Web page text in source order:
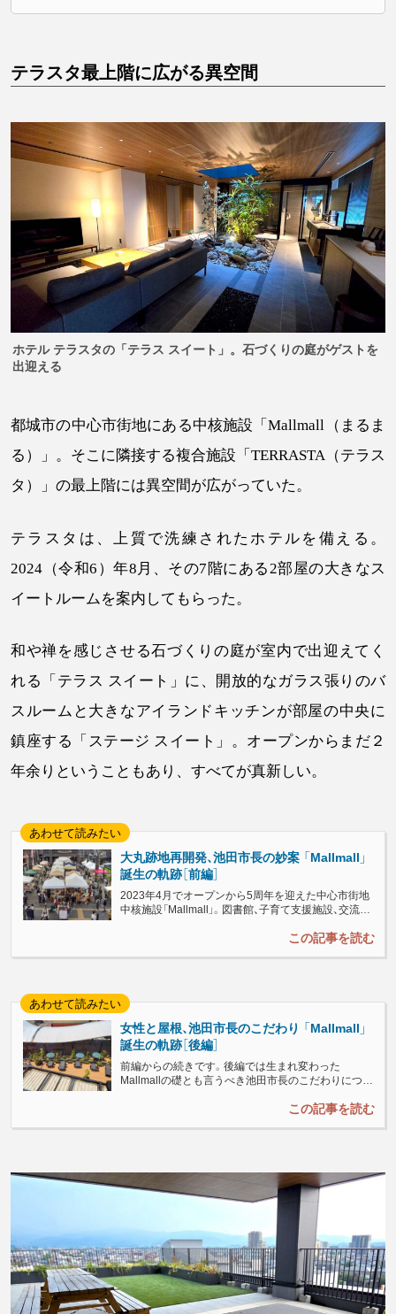
少対策」 [前編]
都城で働くため、つなぐ移住の「窓口」“先輩”移住者の声
[仕事編]
都城で子育て、親子の笑顔が増える理由“先輩”移住者の声
[子育て編]
動き出した移住者たちのリアル都城で“やりたい”を具現
化する「縁側」
出生数増加、活発化する“ファミサポ” 人口維持を支え
る“見えないインフラ”
テラスタ最上階に広がる異空間
ホテル テラスタの「テラス スイート」。石づくりの庭がゲストを
出迎える
都城市の中心市街地にある中核施設「Mallmall（まるま
る）」。そこに隣接する複合施設「TERRASTA（テラス
タ）」の最上階には異空間が広がっていた。
テラスタは、上質で洗練されたホテルを備える。
2024（令和6）年8月、その7階にある2部屋の大きなス
イートルームを案内してもらった。
和や禅を感じさせる石づくりの庭が室内で出迎えてく
れる「テラス スイート」に、開放的なガラス張りのバ
スルームと大きなアイランドキッチンが部屋の中央に
鎮座する「ステージ スイート」。オープンからまだ２
年余りということもあり、すべてが真新しい。
大丸跡地再開発、池田市長の妙案 「Mallmall」
誕生の軌跡［前編］
2023年4月でオープンから5周年を迎えた中心市街地
中核施設「Mallmall」。図書館、子育て支援施設、交流施
群は、コロナ禍にもめげず、“まちなか”に多くの人を呼
女性と屋根、池田市長のこだわり 「Mallmall」
誕生の軌跡［後編］
前編からの続きです。後編では生まれ変わった
Mallmallの礎とも言うべき池田市長のこだわりについ